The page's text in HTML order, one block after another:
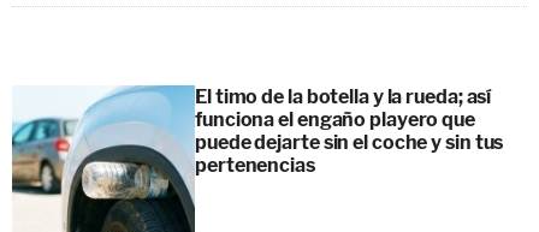
El timo de la botella y la rueda; así
funciona el engaño playero que
puede dejarte sin el coche y sin tus
pertenencias